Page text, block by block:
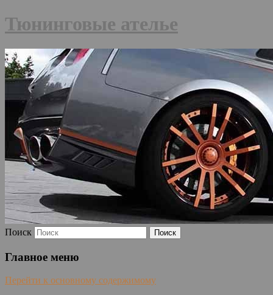
Тюнинговые ателье
Поиск
Главное меню
Перейти к основному содержимому